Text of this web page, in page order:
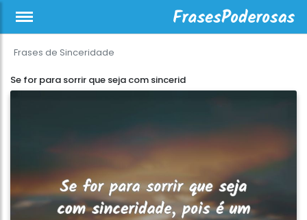
Frases de Sinceridade
Se for para sorrir que seja com sincerid